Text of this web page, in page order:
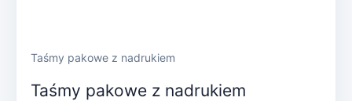
Taśmy pakowe z nadrukiem
Taśmy pakowe z nadrukiem